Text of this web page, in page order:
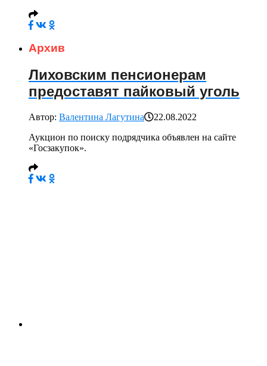
Архив
Лиховским пенсионерам
предоставят пайковый уголь
Автор: Валентина Лагутина
22.08.2022
Аукцион по поиску подрядчика объявлен на сайте
«Госзакупок».